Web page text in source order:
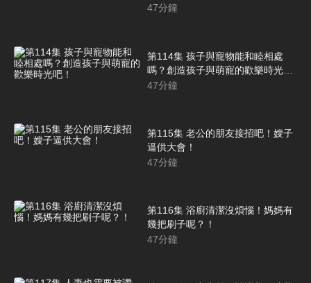
47分鐘
第114集 孩子與寵物能和睦相處
嗎？創造孩子與萌寵的歡樂時光
吧！
47分鐘
第115集 老公的朋友接招吧！嫂子
逼供大會！
47分鐘
第116集 浴廚清潔沒煩惱！媽媽有
幾把刷子呢？！
47分鐘